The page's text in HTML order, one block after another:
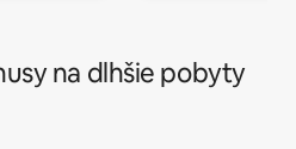
na dlhšie pobyty